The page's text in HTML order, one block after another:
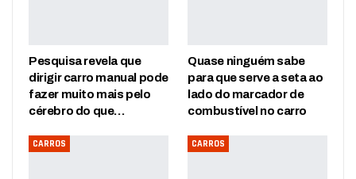
Pesquisa revela que
dirigir carro manual pode
fazer muito mais pelo
cérebro do que…
Quase ninguém sabe
para que serve a seta ao
lado do marcador de
combustível no carro
CARROS CARROS